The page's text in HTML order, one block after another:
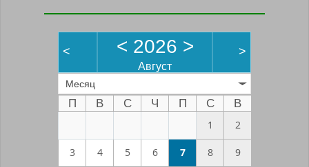
< < 2026 >
Август
>
Месяц
П В С Ч П С
В
1
2
3 4 5 6 7 8 9